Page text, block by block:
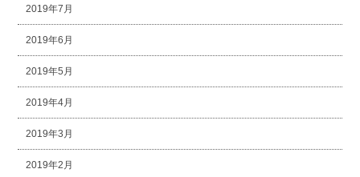
2019年7月
2019年6月
2019年5月
2019年4月
2019年3月
2019年2月